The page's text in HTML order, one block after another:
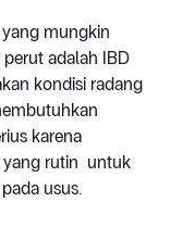
yang mungkin
adalah IBD
kondisi radang
karena
yang rutin untuk
usus.